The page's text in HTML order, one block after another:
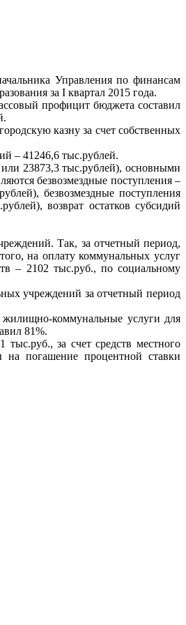
Управления по финансам
за I квартал 2015 года.
профицит бюджета составил
казну за счет собственных
– 41246,6 тыс.рублей.
23873,3 тыс.рублей), основными
безвозмездные поступления –
безвозмездные поступления
возврат остатков субсидий
Так, за отчетный период,
на оплату коммунальных услуг
– 2102 тыс.руб., по социальному
учреждений за отчетный период
коммунальные услуги для
81%.
за счет средств местного
погашение процентной ставки